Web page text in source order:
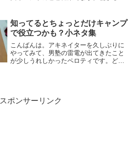
な興味ないけど）朝はちょっと雨が降っ
たりして、怪しい天気...
知ってるとちょっとだけキャンプ
で役立つかも？小ネタ集
こんばんは。アキネイターを久しぶりに
やってみて、男塾の雷電が出てきたこと
が少しうれしかったペロティです。ど
スポンサーリンク